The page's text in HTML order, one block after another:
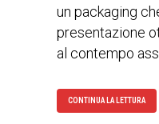
un packaging
presentazione
al contempo
CONTINUA LA LETTURA